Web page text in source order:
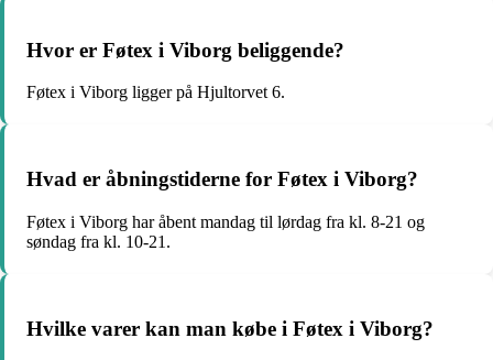
Hvor er Føtex i Viborg beliggende?
Føtex i Viborg ligger på Hjultorvet 6.
Hvad er åbningstiderne for Føtex i Viborg?
Føtex i Viborg har åbent mandag til lørdag fra kl. 8-21 og
søndag fra kl. 10-21.
Hvilke varer kan man købe i Føtex i Viborg?